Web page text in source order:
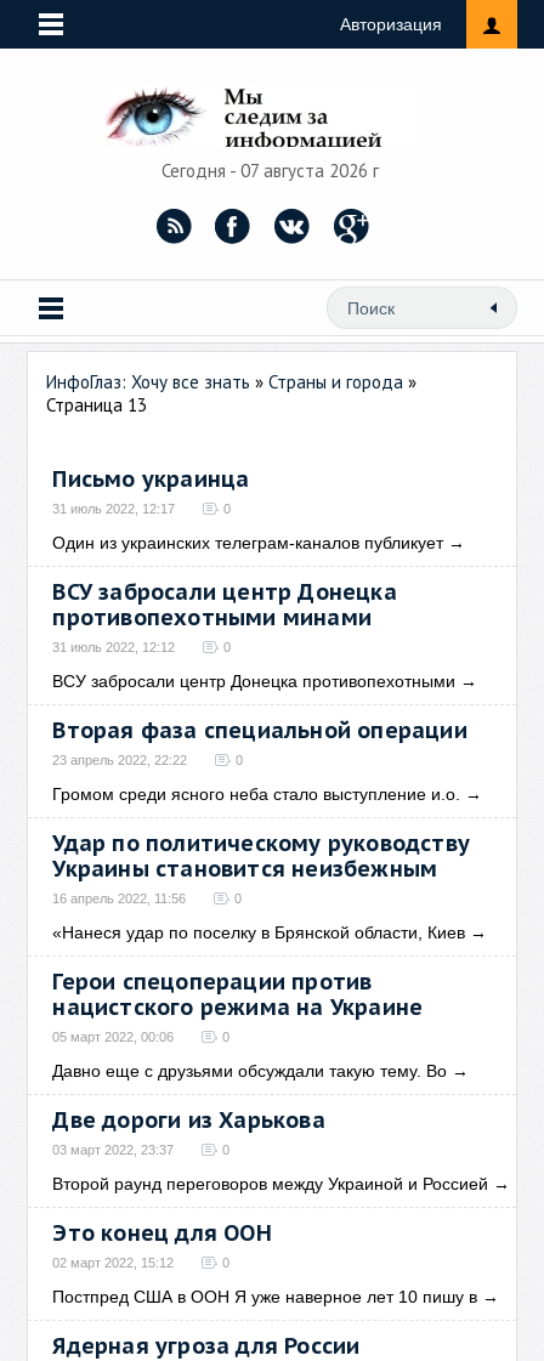
Авторизация
Сегодня - 07 августа 2026 г
ИнфоГлаз: Хочу все знать »Страны и города »
Страница 13
Письмо украинца
31 июль 2022, 12:17 0
Один из украинских телеграм-каналов публикует→
ВСУ забросали центр Донецка
противопехотными минами
31 июль 2022, 12:12 0
ВСУ забросали центр Донецка противопехотными →
Вторая фаза специальной операции
23 апрель 2022, 22:22 0
Громом среди ясного неба стало выступление и.о. →
Удар по политическому руководству
Украины становится неизбежным
16 апрель 2022, 11:56 0
«Нанеся удар по поселку в Брянской области, Киев →
Герои спецоперации против
нацистского режима на Украине
05 март 2022, 00:06 0
Давно еще с друзьями обсуждали такую тему. Во →
Две дороги из Харькова
03 март 2022, 23:37 0
Второй раунд переговоров между Украиной и Россией →
Это конец для ООН
02 март 2022, 15:12 0
Постпред США в ООН Я уже наверное лет 10 пишу в →
Ядерная угроза для России